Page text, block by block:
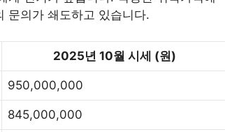
문의가 쇄도하고 있습니다.
2025년 10월 시세 (원)
950,000,000
845,000,000